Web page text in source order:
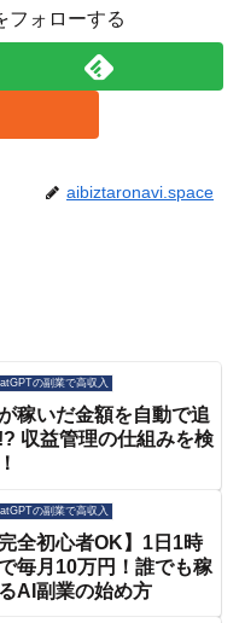
フォローする
aibiztaronavi.space
の副業で高収入
稼いだ金額を自動で追
収益管理の仕組みを検
の副業で高収入
完全初心者OK】1日1時
毎月10万円！誰でも稼
AI副業の始め方